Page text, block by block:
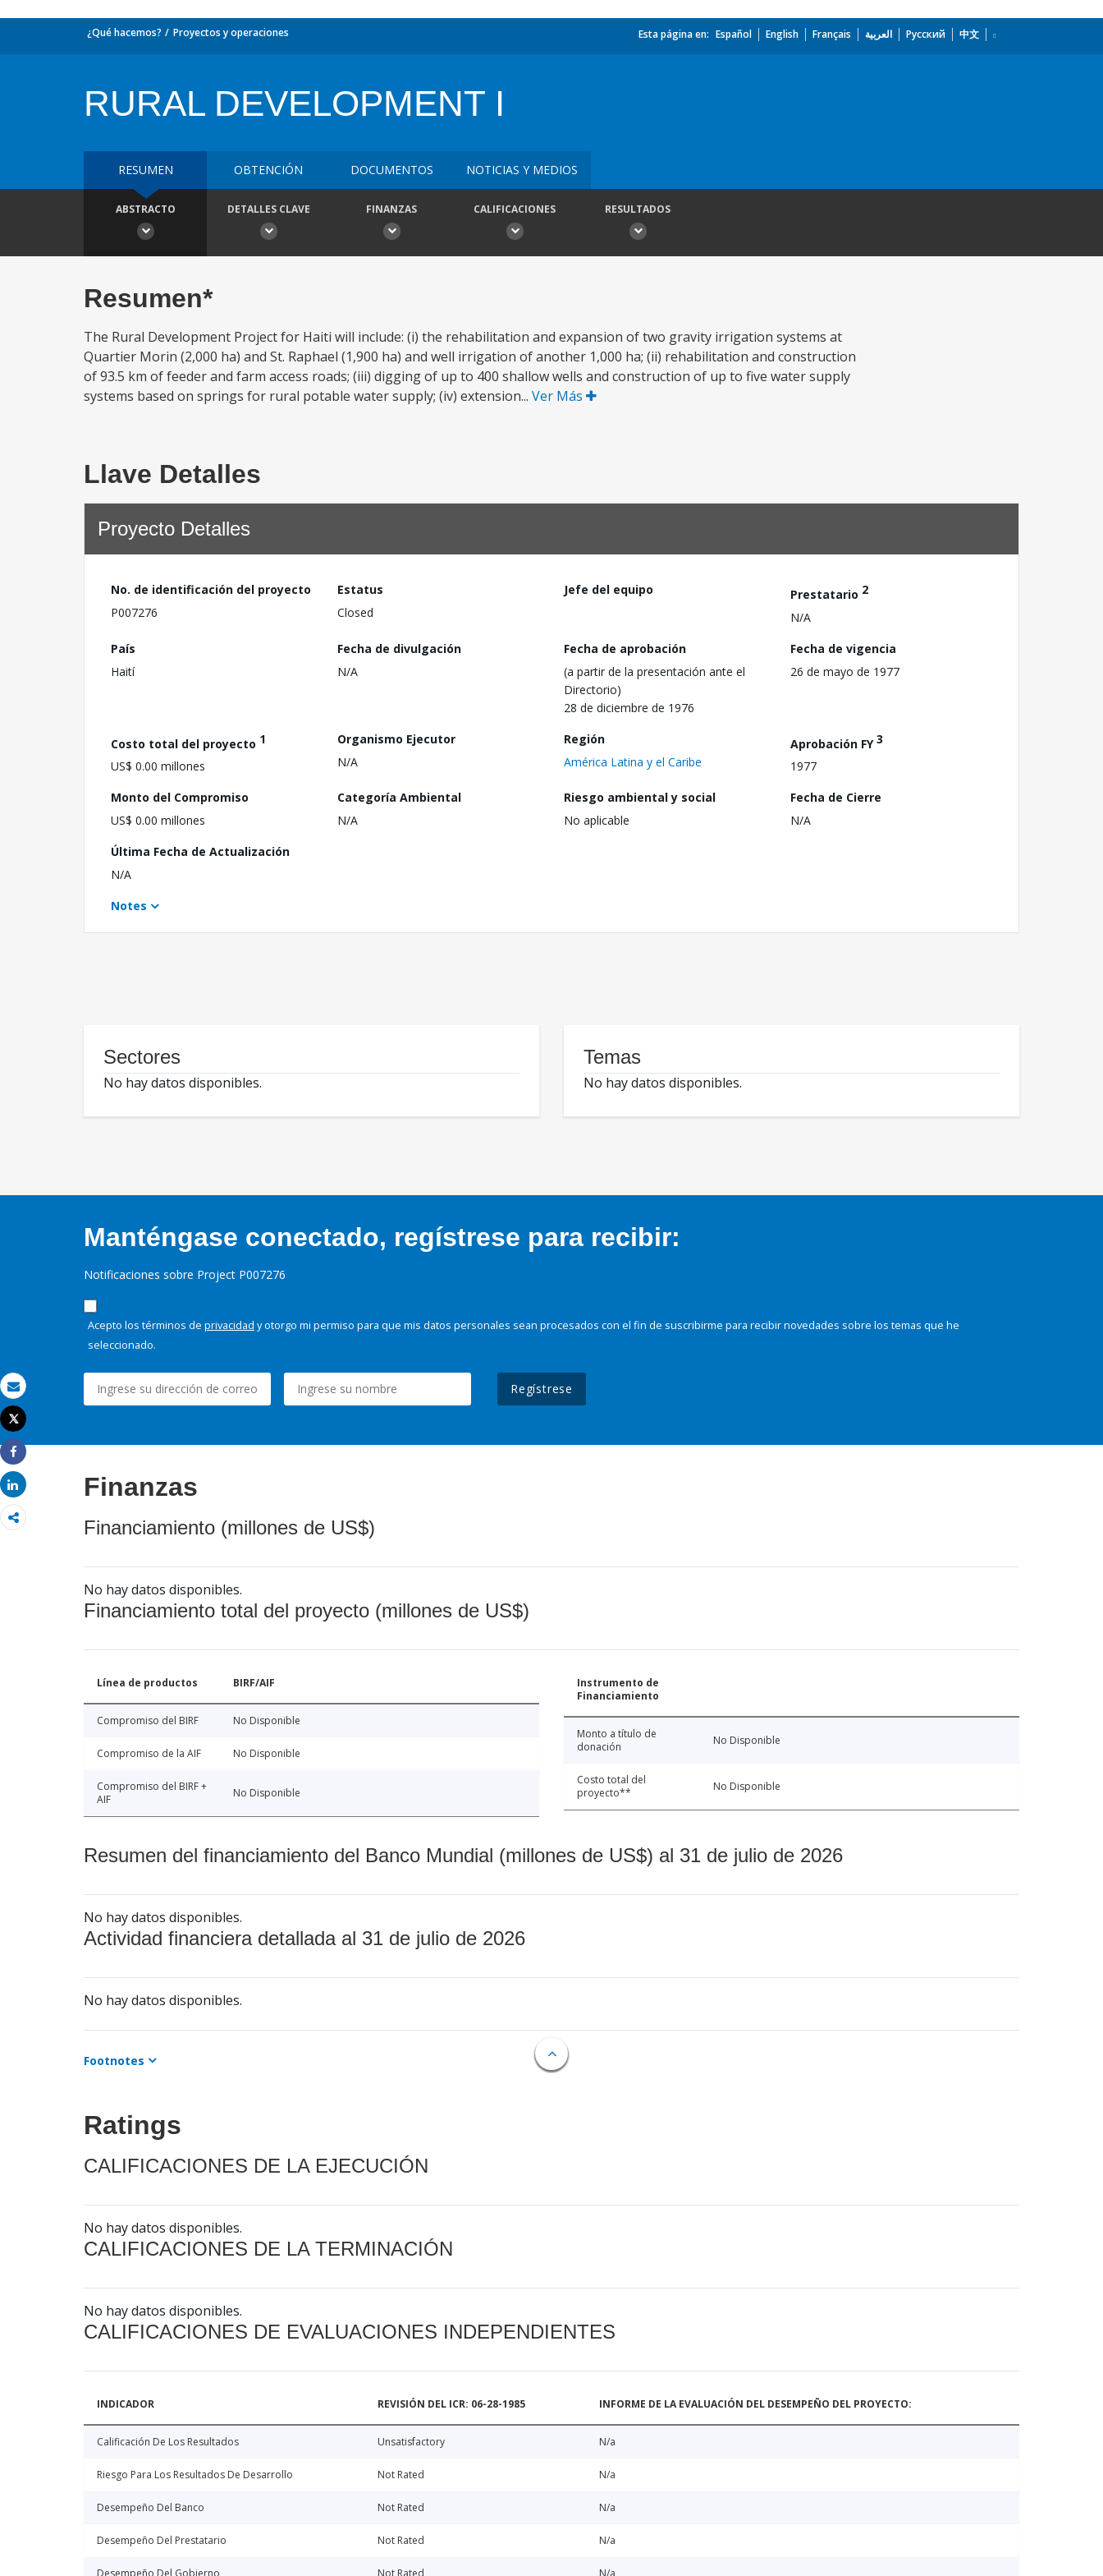
Correo electrónico
Imprimir
Tweet
Share
Share
¿Qué hacemos? Proyectos y operaciones Esta página en: Español English Français العربية Русский 中文
RURAL DEVELOPMENT I
RESUMEN OBTENCIÓN DOCUMENTOS NOTICIAS Y MEDIOS
ABSTRACTO DETALLES CLAVE FINANZAS CALIFICACIONES RESULTADOS
Resumen*
The Rural Development Project for Haiti will include: (i) the rehabilitation and expansion of two gravity irrigation systems at
Quartier Morin (2,000 ha) and St. Raphael (1,900 ha) and well irrigation of another 1,000 ha; (ii) rehabilitation and construction
of 93.5 km of feeder and farm access roads; (iii) digging of up to 400 shallow wells and construction of up to five water supply
systems based on springs for rural potable water supply; (iv) extension... Ver Más
Llave Detalles
Proyecto Detalles
No. de identificación del proyecto
P007276
Estatus
Closed
Jefe del equipo Prestatario 2
N/A
País
Haití
Fecha de divulgación
N/A
Fecha de aprobación
(a partir de la presentación ante el
Directorio)
28 de diciembre de 1976
Fecha de vigencia
26 de mayo de 1977
Costo total del proyecto 1
US$ 0.00 millones
Organismo Ejecutor
N/A
Región
América Latina y el Caribe
Aprobación FY3
1977
Monto del Compromiso
US$ 0.00 millones
Categoría Ambiental
N/A
Riesgo ambiental y social
No aplicable
Fecha de Cierre
N/A
Última Fecha de Actualización
N/A
Notes
Sectores
No hay datos disponibles.
Temas
No hay datos disponibles.
Manténgase conectado, regístrese para recibir:
Notificaciones sobre Project P007276
Acepto los términos de privacidad y otorgo mi permiso para que mis datos personales sean procesados con el fin de suscribirme para recibir novedades sobre los temas que he
seleccionado.
Regístrese
Finanzas
Financiamiento (millones de US$)
No hay datos disponibles.
Financiamiento total del proyecto (millones de US$)
Línea de productos BIRF/AIF
Compromiso del BIRF No Disponible
Compromiso de la AIF No Disponible
Compromiso del BIRF +
AIF
No Disponible
Instrumento de
Financiamiento
Monto a título de
donación
No Disponible
Costo total del
proyecto**
No Disponible
Resumen del financiamiento del Banco Mundial (millones de US$) al 31 de julio de 2026
No hay datos disponibles.
Actividad financiera detallada al 31 de julio de 2026
No hay datos disponibles.
Footnotes
Ratings
CALIFICACIONES DE LA EJECUCIÓN
No hay datos disponibles.
CALIFICACIONES DE LA TERMINACIÓN
No hay datos disponibles.
CALIFICACIONES DE EVALUACIONES INDEPENDIENTES
INDICADOR REVISIÓN DEL ICR: 06-28-1985 INFORME DE LA EVALUACIÓN DEL DESEMPEÑO DEL PROYECTO:
Calificación De Los Resultados Unsatisfactory N/a
Riesgo Para Los Resultados De Desarrollo Not Rated N/a
Desempeño Del Banco Not Rated N/a
Desempeño Del Prestatario Not Rated N/a